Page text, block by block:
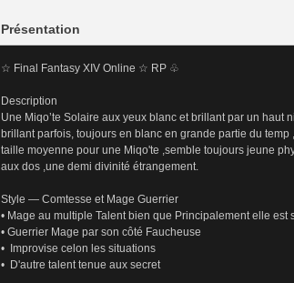
Présentation
☆ Final Fantasy XIV Online ☆ RP ♧
Description
Une Miqo’te Solaire aux yeux blanc et brillant par un haut
brillant parfois, toujours en blanc en grande partie du
taille moyenne pour une Miqo'te ,semble toujours jeune
aux dos ,une demi divinité étrangement.
Style — Comtesse et Mage Guerrier
• Mage au multiple Talent bien que Principalement elle est
• Guerrier Mage par son côté Faucheuse
•  Improvise celon les situations
•  D'autre talent tenue aux secret